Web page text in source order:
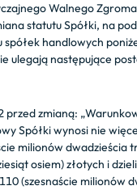
Walnego
statutu Spółki, na
spółek handlowych
ulegają następujące
przed zmianą: „
Spółki wynosi nie
milionów dwadzieścia
osiem) złotych i
(szesnaście milionów